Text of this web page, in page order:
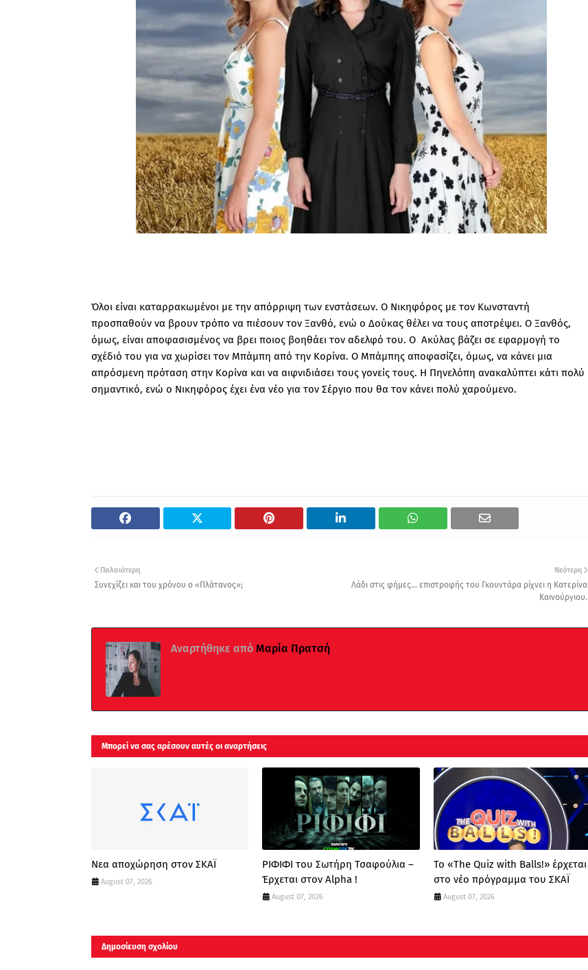
Όλοι είναι καταρρακωμένοι με την απόρριψη των ενστάσεων. Ο Νικηφόρος με τον Κωνσταντή
προσπαθούν να βρουν τρόπο να πιέσουν τον Ξανθό, ενώ ο Δούκας θέλει να τους αποτρέψει. Ο Ξανθός,
όμως, είναι αποφασισμένος να βρει ποιος βοηθάει τον αδελφό του. Ο Ακύλας βάζει σε εφαρμογή το
σχέδιό του για να χωρίσει τον Μπάμπη από την Κορίνα. Ο Μπάμπης αποφασίζει, όμως, να κάνει μια
απρόσμενη πρόταση στην Κορίνα και να αιφνιδιάσει τους γονείς τους. Η Πηνελόπη ανακαλύπτει κάτι πολύ
σημαντικό, ενώ ο Νικηφόρος έχει ένα νέο για τον Σέργιο που θα τον κάνει πολύ χαρούμενο.
Νεότερη
Λάδι στις φήμες... επιστροφής του Γκουντάρα ρίχνει η Κατερίνα
Καινούργιου.
Παλαιότερη
Συνεχίζει και του χρόνου ο «Πλάτανος»;
Αναρτήθηκε από Μαρία Πρατσή
Μπορεί να σας αρέσουν αυτές οι αναρτήσεις
Νεα αποχώρηση στον ΣΚΑΪ
August 07, 2026
ΡΙΦΙΦΙ του Σωτήρη Τσαφούλια –
Έρχεται στον Alpha !
August 07, 2026
Το «The Quiz with Balls!» έρχεται
στο νέο πρόγραμμα του ΣΚΑΪ
August 07, 2026
Δημοσίευση σχολίου